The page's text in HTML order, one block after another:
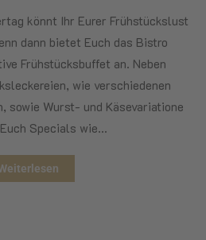
könnt Ihr Eurer Frühstückslust
dann bietet Euch das Bistro
Frühstücksbuffet an. Neben
wie verschiedenen
sowie Wurst- und Käsevariatione
Specials wie…